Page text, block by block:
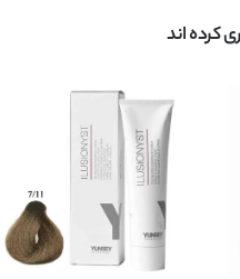
کرده اند